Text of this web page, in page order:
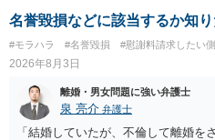
名誉毀損などに該当するか知
#モラハラ #名誉毀損 #慰謝料請求したい側
2026年8月3日
離婚・男女問題に強い弁護士
泉 亮介 弁護士
「結婚していたが、不倫して離婚